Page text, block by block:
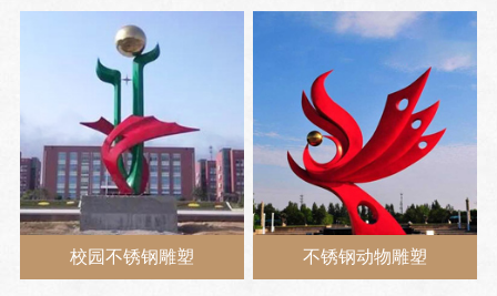
校园不锈钢雕塑 不锈钢动物雕塑